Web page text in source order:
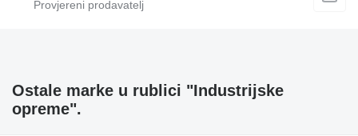
Ostale marke u rublici "Industrijske
opreme".